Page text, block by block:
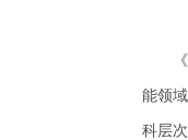
《试
能领
科层